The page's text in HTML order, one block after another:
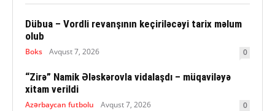
Dübua – Vordli revanşının keçiriləcəyi tarix məlum
olub
Boks Avqust 7, 2026 0
“Zirə” Namik Ələskərovla vidalaşdı – müqaviləyə
xitam verildi
Azərbaycan futbolu Avqust 7, 2026 0